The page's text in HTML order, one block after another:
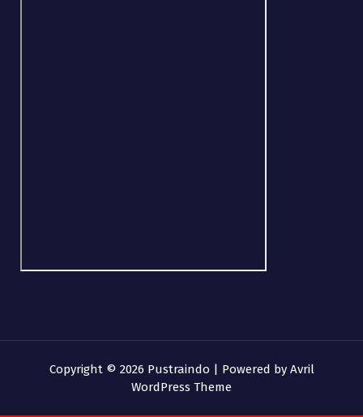
Copyright © 2026 Pustraindo | Powered by Avril
WordPress Theme